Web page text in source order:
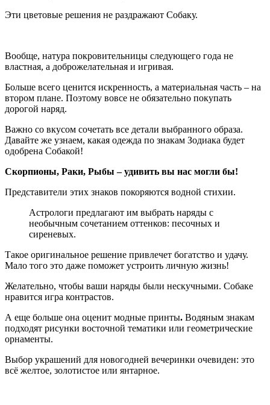
Эти цветовые решения не раздражают Собаку.
Вообще, натура покровительницы следующего года не
властная, а доброжелательная и игривая.
Больше всего ценится искренность, а материальная часть – на
втором плане. Поэтому вовсе не обязательно покупать
дорогой наряд.
Важно со вкусом сочетать все детали выбранного образа.
Давайте же узнаем, какая одежда по знакам Зодиака будет
одобрена Собакой!
Скорпионы, Раки, Рыбы – удивить вы нас могли бы!
Представители этих знаков покоряются водной стихии.
Астрологи предлагают им выбрать наряды с
необычным сочетанием оттенков: песочных и
сиреневых.
Такое оригинальное решение привлечет богатство и удачу.
Мало того это даже поможет устроить личную жизнь!
Желательно, чтобы ваши наряды были нескучными. Собаке
нравится игра контрастов.
А еще больше она оценит модные принты. Водяным знакам
подходят рисунки восточной тематики или геометрические
орнаменты.
Выбор украшений для новогодней вечеринки очевиден: это
всё желтое, золотистое или янтарное.